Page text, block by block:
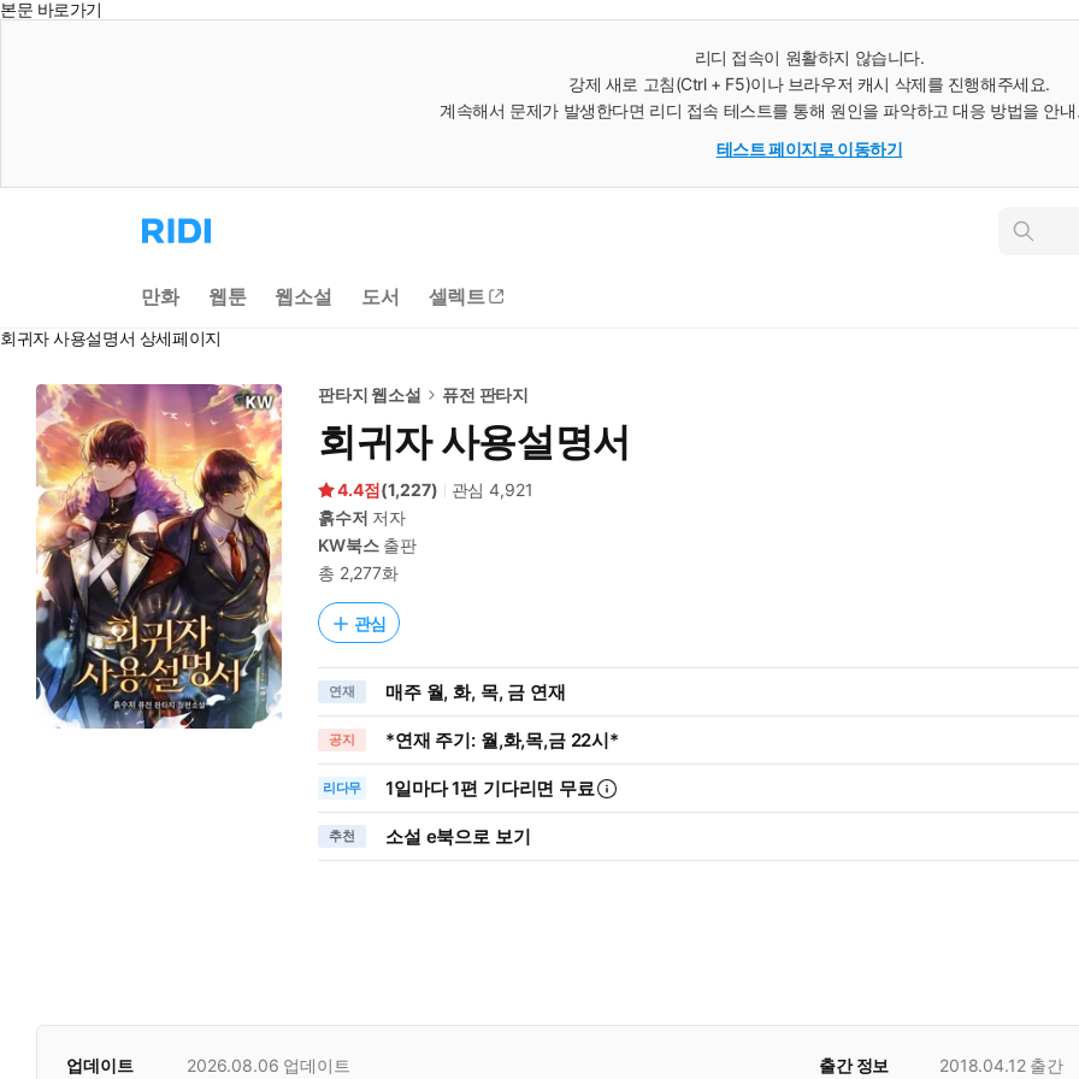
본문 바로가기
리디 접속이 원활하지 않습니다.
강제 새로 고침(Ctrl + F5)이나 브라우저 캐시 삭제를 진행해주세요.
계속해서 문제가 발생한다면 리디 접속 테스트를 통해 원인을 파악하고 대응 방법을 안
테스트 페이지로 이동하기
리
디
으
로
동
인
만화 웹툰 웹소설 도서 셀렉트
회귀자 사용설명서 상세페이지
판타지 웹소설 퓨전 판타지
회귀자 사용설명서
4.4 (1,227) 관심4,921
흙수저 저자
KW북스출판
총 2,277화
관심
연재 매주 월, 화, 목, 금 연재
공지 *연재 주기: 월,화,목,금 22시*
리다무 1일마다1편 기다리면 무료
추천 소설 e북으로 보기
업데이트 2026.08.06 업데이트 출간 정보 2018.04.12 출간